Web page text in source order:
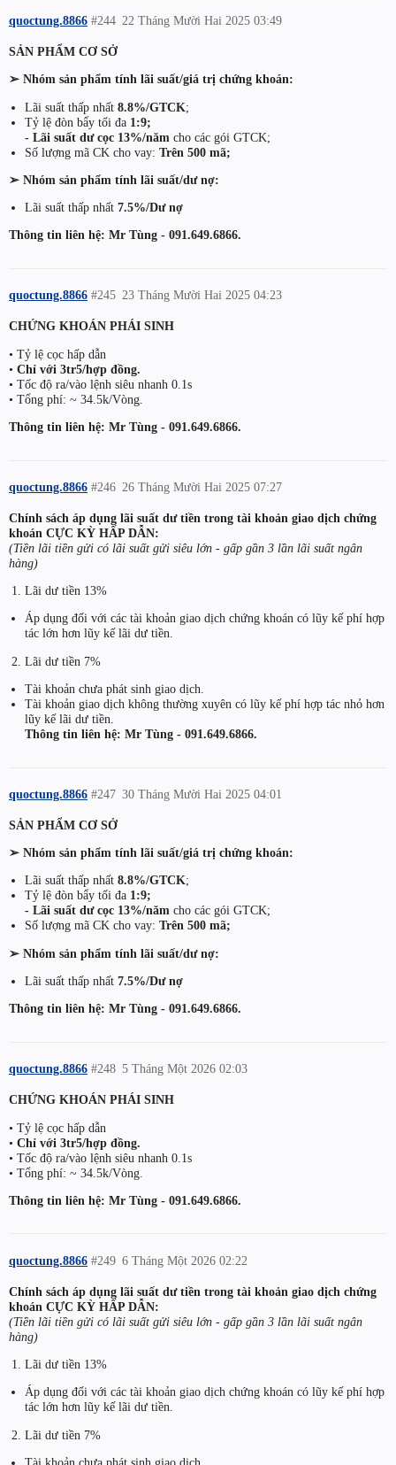
quoctung.8866 22 Tháng Mười Hai 2025 03:49
#244
SẢN PHẨM CƠ SỞ
➢ Nhóm sản phẩm tính lãi suất/giá trị chứng khoán:
Lãi suất thấp nhất 8.8%/GTCK;
Tỷ lệ đòn bẩy tối đa 1:9;
- Lãi suất dư cọc 13%/năm cho các gói GTCK;
Số lượng mã CK cho vay: Trên 500 mã;
➢ Nhóm sản phẩm tính lãi suất/dư nợ:
Lãi suất thấp nhất 7.5%/Dư nợ
Thông tin liên hệ: Mr Tùng - 091.649.6866.
quoctung.8866 23 Tháng Mười Hai 2025 04:23
#245
CHỨNG KHOÁN PHÁI SINH
• Tỷ lệ cọc hấp dẫn
• Chỉ với 3tr5/hợp đồng.
• Tốc độ ra/vào lệnh siêu nhanh 0.1s
• Tổng phí: ~ 34.5k/Vòng.
Thông tin liên hệ: Mr Tùng - 091.649.6866.
quoctung.8866 26 Tháng Mười Hai 2025 07:27
#246
Chính sách áp dụng lãi suất dư tiền trong tài khoản giao dịch chứng
khoán CỰC KỲ HẤP DẪN:
(Tiền lãi tiền gửi có lãi suất gửi siêu lớn - gấp gần 3 lần lãi suất ngân
hàng)
Lãi dư tiền 13%
Áp dụng đối với các tài khoản giao dịch chứng khoán có lũy kế phí hợp
tác lớn hơn lũy kế lãi dư tiền.
Lãi dư tiền 7%
Tài khoản chưa phát sinh giao dịch.
Tài khoản giao dịch không thường xuyên có lũy kế phí hợp tác nhỏ hơn
lũy kế lãi dư tiền.
Thông tin liên hệ: Mr Tùng - 091.649.6866.
quoctung.8866 30 Tháng Mười Hai 2025 04:01
#247
SẢN PHẨM CƠ SỞ
➢ Nhóm sản phẩm tính lãi suất/giá trị chứng khoán:
Lãi suất thấp nhất 8.8%/GTCK;
Tỷ lệ đòn bẩy tối đa 1:9;
- Lãi suất dư cọc 13%/nămcho các gói GTCK;
Số lượng mã CK cho vay: Trên 500 mã;
➢ Nhóm sản phẩm tính lãi suất/dư nợ:
Lãi suất thấp nhất 7.5%/Dư nợ
Thông tin liên hệ: Mr Tùng - 091.649.6866.
quoctung.8866 5 Tháng Một 2026 02:03
#248
CHỨNG KHOÁN PHÁI SINH
• Tỷ lệ cọc hấp dẫn
• Chỉ với 3tr5/hợp đồng.
• Tốc độ ra/vào lệnh siêu nhanh 0.1s
• Tổng phí: ~ 34.5k/Vòng.
Thông tin liên hệ: Mr Tùng - 091.649.6866.
quoctung.8866 6 Tháng Một 2026 02:22
#249
Chính sách áp dụng lãi suất dư tiền trong tài khoản giao dịch chứng
khoán CỰC KỲ HẤP DẪN:
(Tiền lãi tiền gửi có lãi suất gửi siêu lớn - gấp gần 3 lần lãi suất ngân
hàng)
Lãi dư tiền 13%
Áp dụng đối với các tài khoản giao dịch chứng khoán có lũy kế phí hợp
tác lớn hơn lũy kế lãi dư tiền.
Lãi dư tiền 7%